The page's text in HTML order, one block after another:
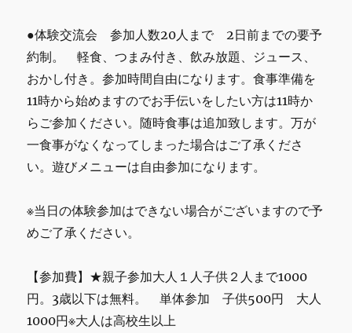
●体験交流会 参加人数20人まで 2日前までの要予
約制。 軽食、つまみ付き、飲み放題、ジュース、
おかし付き。参加時間自由になります。食事準備を
11時から始めますのでお手伝いをしたい方は11時か
らご参加ください。随時食事は追加致します。万が
一食事がなくなってしまった場合はご了承くださ
い。遊びメニューは自由参加になります。
※当日の体験参加はできない場合がございますので予
めご了承ください。
【参加費】★親子参加大人１人子供２人まで1000
円。3歳以下は無料。 単体参加 子供500円 大人
1000円※大人は高校生以上